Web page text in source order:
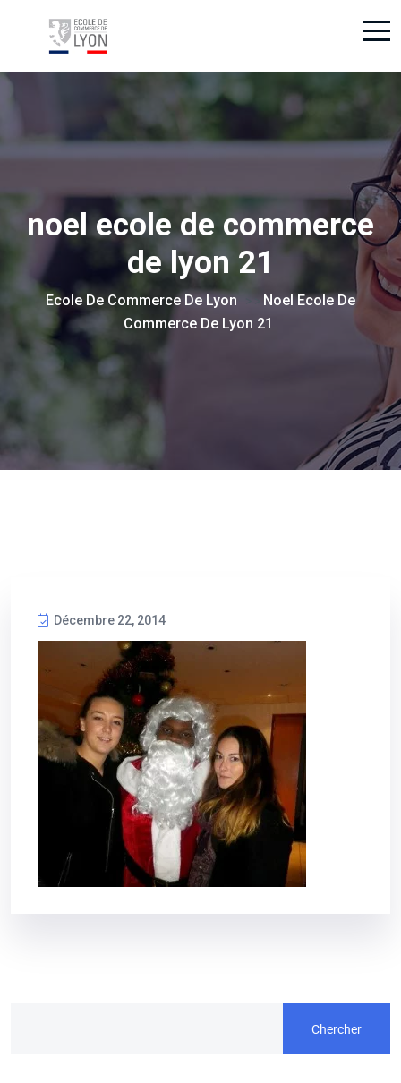
noel ecole de commerce
de lyon 21
Ecole De Commerce De Lyon
Noel Ecole De
Commerce De Lyon 21
Décembre 22, 2014
Chercher